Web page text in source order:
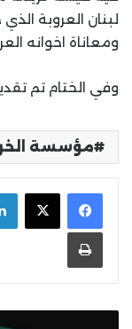
لبنان العروبة
ومعاناة اخوانه
وفي الختام تم
مؤسسة
طباعة